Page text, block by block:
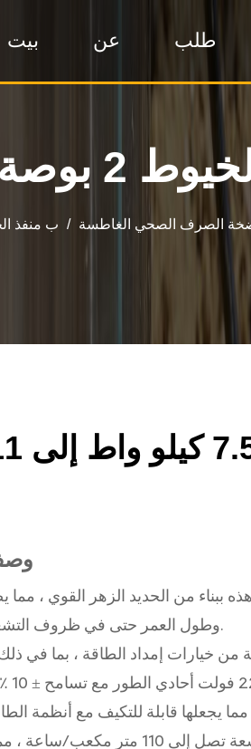
بيت عن طلب
الصرف الصحي الغاطسة / ب منفذ الخيوط 2 بوصة 7.5 كيلو
من الحديد الزهر القوي ، مما
ثلاث
كفاءة عالية: مزودة بمحرك فعال ، تتميز المضخة بسعة تصل إلى